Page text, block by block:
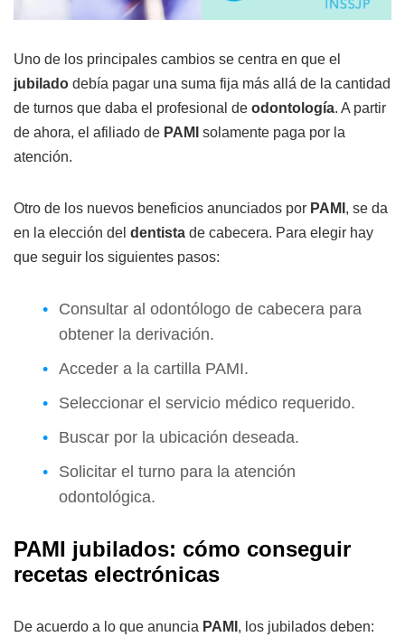
Uno de los principales cambios se centra en que el
jubilado debía pagar una suma fija más allá de la cantidad
de turnos que daba el profesional de odontología. A partir
de ahora, el afiliado de PAMI solamente paga por la
atención.
Otro de los nuevos beneficios anunciados por PAMI , se da
en la elección del dentista de cabecera. Para elegir hay
que seguir los siguientes pasos:
Consultar al odontólogo de cabecera para
obtener la derivación.
Acceder a la cartilla PAMI.
Seleccionar el servicio médico requerido.
Buscar por la ubicación deseada.
Solicitar el turno para la atención
odontológica.
PAMI jubilados: cómo conseguir
recetas electrónicas
De acuerdo a lo que anuncia PAMI , los jubilados deben: